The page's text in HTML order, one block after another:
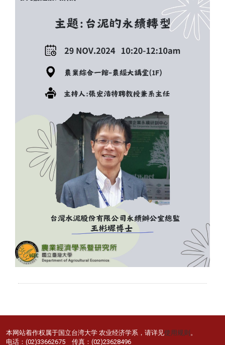
本网站着作权属于国立台湾大学 农业经济学系，请详见使用规则 。
电话：(02)33662675 传真：(02)23628496